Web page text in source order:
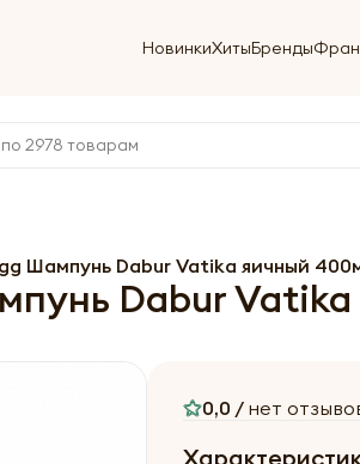
НовинкиХитыБренды
Шампунь Dabur Vatika яичный
Dabur
0,0 / нет